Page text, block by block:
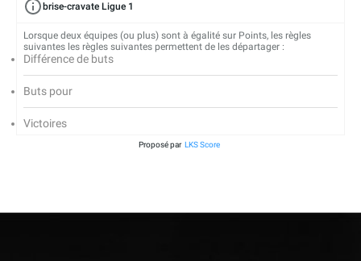
brise-cravate Ligue 1
Lorsque deux équipes (ou plus) sont à égalité sur Points, les règles
suivantes les règles suivantes permettent de les départager :
Différence de buts
Buts pour
Victoires
Proposé par LKS Score